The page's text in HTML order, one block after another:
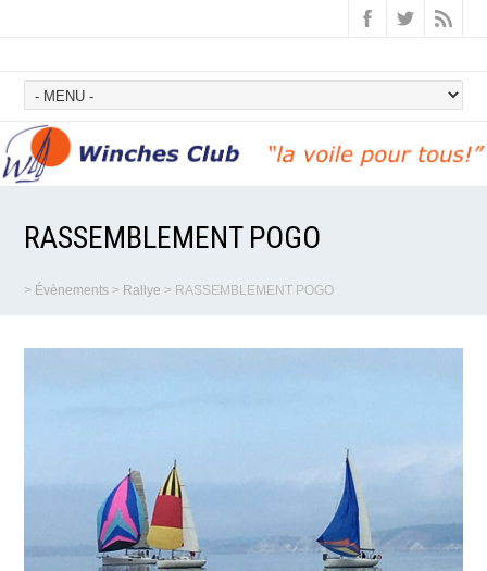
RASSEMBLEMENT POGO
> Évènements > Rallye > RASSEMBLEMENT POGO